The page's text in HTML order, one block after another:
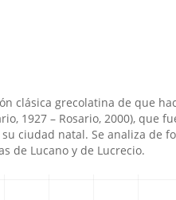
clásica grecolatina de que
1927 – Rosario, 2000), que
ciudad natal. Se analiza de
de Lucano y de Lucrecio.